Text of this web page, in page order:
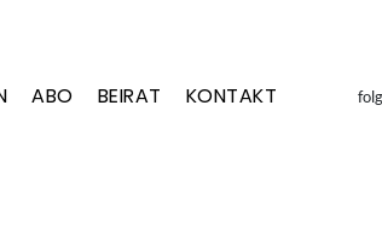
ABO BEIRAT KONTAKT